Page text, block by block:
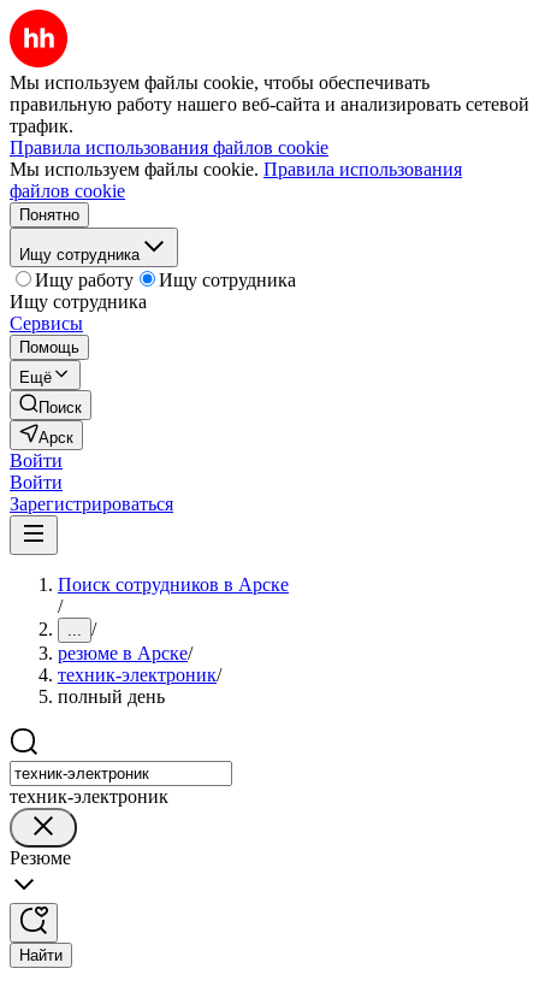
Мы используем файлы cookie, чтобы обеспечивать
правильную работу нашего веб-сайта и анализировать сетевой
трафик.
Правила использования файлов cookie
Мы используем файлы cookie. Правила использования
файлов cookie
Понятно
Ищу сотрудника
Ищу работу
Ищу сотрудника
Ищу сотрудника
Сервисы
Помощь
Ещё
Поиск
Арск
Войти
Войти
Зарегистрироваться
Поиск сотрудников в Арске
/
... /
резюме в Арске/
техник-электроник/
полный день
техник-электроник
Резюме
Найти